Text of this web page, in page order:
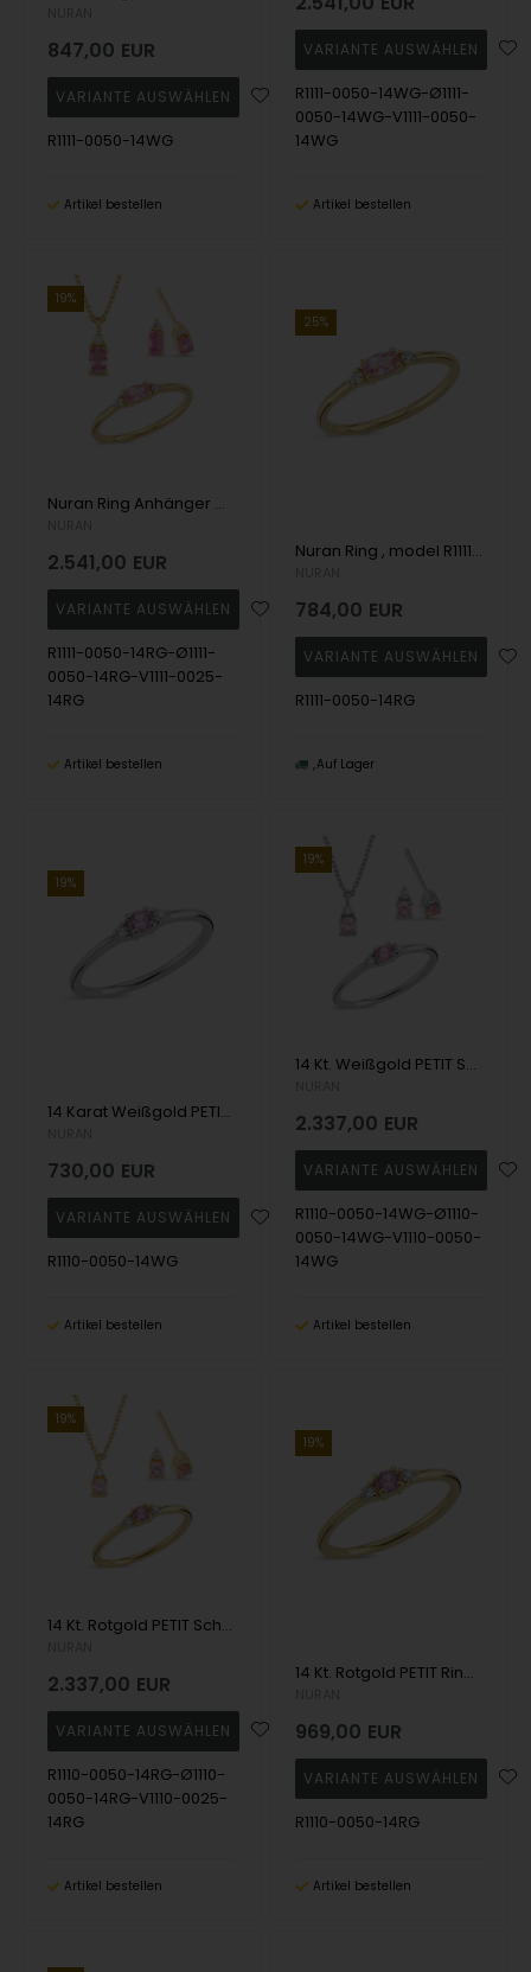
847,00 EUR
R1111-0050-14WG
Artikel bestellen
R1111-0050-14WG-Ø1111-
0050-14WG-V1111-0050-
14WG
Artikel bestellen
19%
Nuran Ring Anhänger Ohrring set , model R1111-0050-14RG-Ø1111-0050-14RG-V1111-0025-14RG
2.541,00 EUR
R1111-0050-14RG-Ø1111-
0050-14RG-V1111-0025-
14RG
Artikel bestellen
25%
Nuran Ring , model R1111-0050-14RG
784,00 EUR
R1111-0050-14RG
Auf Lager
19%
14 Karat Weißgold PETIT Ring mit rosa Saphir und Diamant Wesselton SI
730,00 EUR
R1110-0050-14WG
Artikel bestellen
19%
14 Kt. Weißgold PETIT Schmuckset mit rosa Saphir und Diamant Wesselton SI
2.337,00 EUR
R1110-0050-14WG-Ø1110-
0050-14WG-V1110-0050-
14WG
Artikel bestellen
19%
14 Kt. Rotgold PETIT Schmuckset mit rosa Saphir und Diamant Wesselton SI
2.337,00 EUR
R1110-0050-14RG-Ø1110-
0050-14RG-V1110-0025-
14RG
Artikel bestellen
19%
14 Kt. Rotgold PETIT Ring mit rosa Saphir und Diamant Wesselton SI
969,00 EUR
R1110-0050-14RG
Artikel bestellen